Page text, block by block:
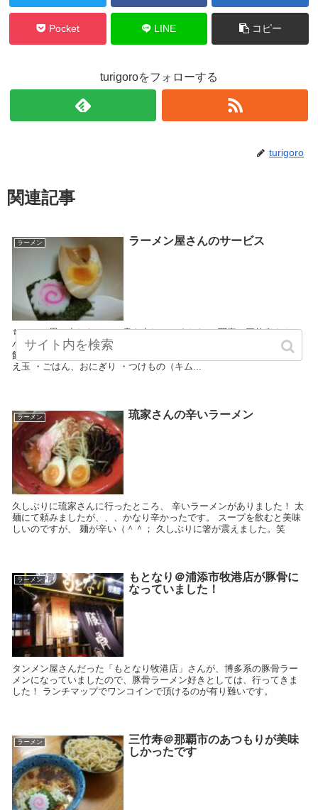
Pocket LINE コピー
turigoroをフォローする
turigoro
関連記事
ラーメン ラーメン屋さんのサービス
ちょっと思い出したので、書き出してみました。 写真は三竹寿さんの
ハート形の卵。笑 ■サブメニュー・トッピング系 ・チャーハン、天津
飯、カレー等 ・ギョーザ、シューマイ等 ・からあげ、焼き鳥等 ・替
え玉 ・ごはん、おにぎり ・つけもの（キム...
ラーメン 琉家さんの辛いラーメン
久しぶりに琉家さんに行ったところ、 辛いラーメンがありました！ 太
麺にて頼みましたが、、、かなり辛かったです。 スープを飲むと美味
しいのですが、 麺が辛い（＾＾； 久しぶりに箸が震えました。笑
ラーメン
もとなり＠浦添市牧港店が豚骨に
なっていました！
タンメン屋さんだった「もとなり牧港店」さんが、博多系の豚骨ラー
メンになっていましたので、豚骨ラーメン好きとしては、行ってきま
した！ ランチマップでワンコインで頂けるのが有り難いです。
ラーメン
三竹寿＠那覇市のあつもりが美味
しかったです